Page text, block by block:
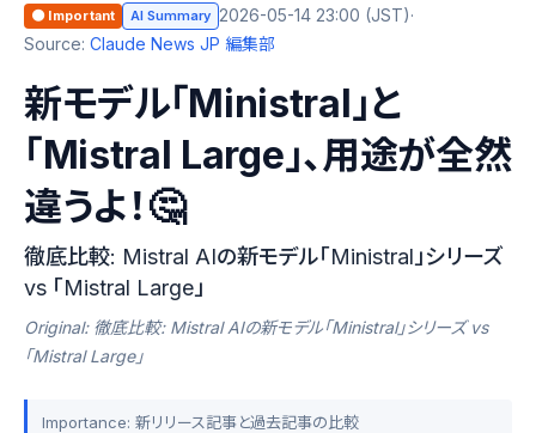
🟠 Important AI Summary 2026-05-14 23:00 (JST)·
Source: Claude News JP 編集部
新モデル「Ministral」と
「Mistral Large」、用途が全然
違うよ！🤔
徹底比較: Mistral AIの新モデル「Ministral」シリーズ
vs 「Mistral Large」
Original: 徹底比較: Mistral AIの新モデル「Ministral」シリーズ vs
「Mistral Large」
Importance: 新リリース記事と過去記事の比較